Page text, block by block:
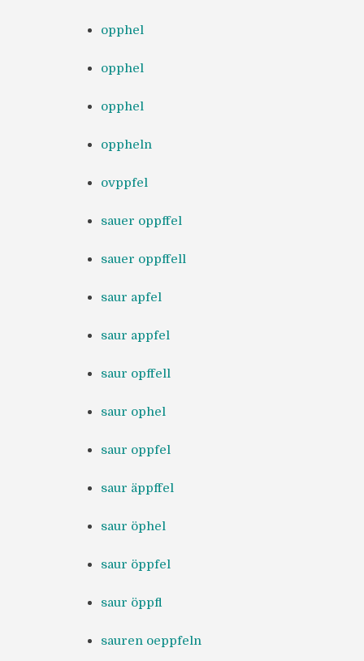
opphel
opphel
opphel
oppheln
ovppfel
sauer oppffel
sauer oppffell
saur apfel
saur appfel
saur opffell
saur ophel
saur oppfel
saur äppffel
saur öphel
saur öppfel
saur öppfl
sauren oeppfeln